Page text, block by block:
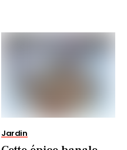
Jardin